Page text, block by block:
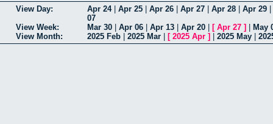
View Day: Apr 24| Apr 25 Apr 26 Apr 27 Apr 28 Apr 29
07
View Week:
Mar 30 Apr 06 Apr 13 Apr 20 [ Apr 27 ]
May
View Month:
2025 Feb 2025 Mar [ 2025 Apr ] 2025 May